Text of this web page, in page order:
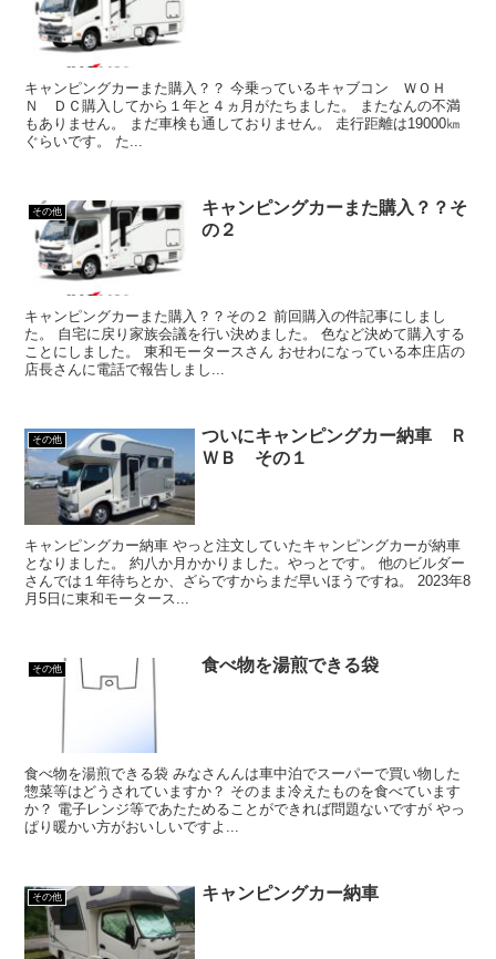
キャンピングカーまた購入？？ 今乗っているキャブコン ＷＯＨ
Ｎ ＤＣ購入してから１年と４ヵ月がたちました。 またなんの不満
もありません。 まだ車検も通しておりません。 走行距離は19000㎞
ぐらいです。 た...
その他
キャンピングカーまた購入？？そ
の２
キャンピングカーまた購入？？その２ 前回購入の件記事にしまし
た。 自宅に戻り家族会議を行い決めました。 色など決めて購入する
ことにしました。 東和モータースさん おせわになっている本庄店の
店長さんに電話で報告しまし...
その他
ついにキャンピングカー納車 Ｒ
ＷＢ その１
キャンピングカー納車 やっと注文していたキャンピングカーが納車
となりました。 約八か月かかりました。やっとです。 他のビルダー
さんでは１年待ちとか、ざらですからまだ早いほうですね。 2023年8
月5日に東和モータース...
その他 食べ物を湯煎できる袋
食べ物を湯煎できる袋 みなさんんは車中泊でスーパーで買い物した
惣菜等はどうされていますか？ そのまま冷えたものを食べています
か？ 電子レンジ等であたためることができれば問題ないですが やっ
ぱり暖かい方がおいしいですよ...
その他 キャンピングカー納車